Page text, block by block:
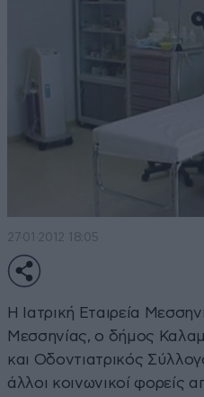
27·01·2012 18:05
Η Ιατρική Εταιρεία
Μεσσηνίας, ο δήμος
και Οδοντιατρικός
άλλοι κοινωνικοί φορείς